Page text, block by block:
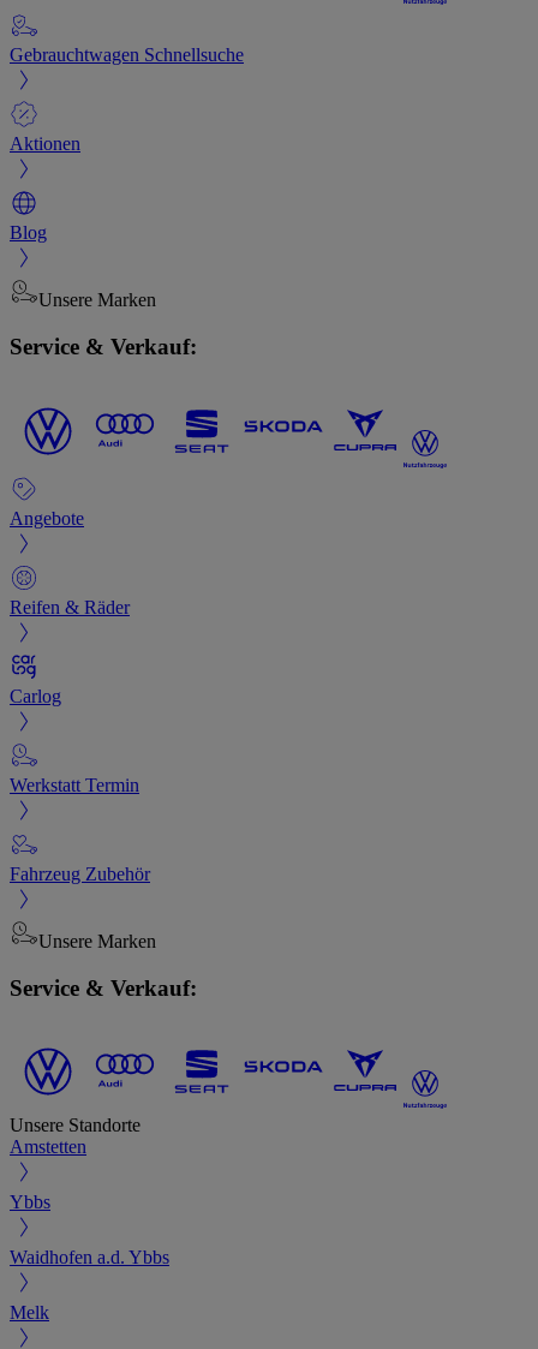
Gebrauchtwagen Schnellsuche
Aktionen
Blog
Unsere Marken
Service & Verkauf:
Angebote
Reifen & Räder
Carlog
Werkstatt Termin
Fahrzeug Zubehör
Unsere Marken
Service & Verkauf:
Unsere Standorte
Amstetten
Ybbs
Waidhofen a.d. Ybbs
Melk